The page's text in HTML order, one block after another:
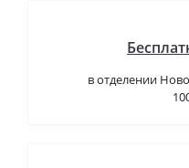
в отделении